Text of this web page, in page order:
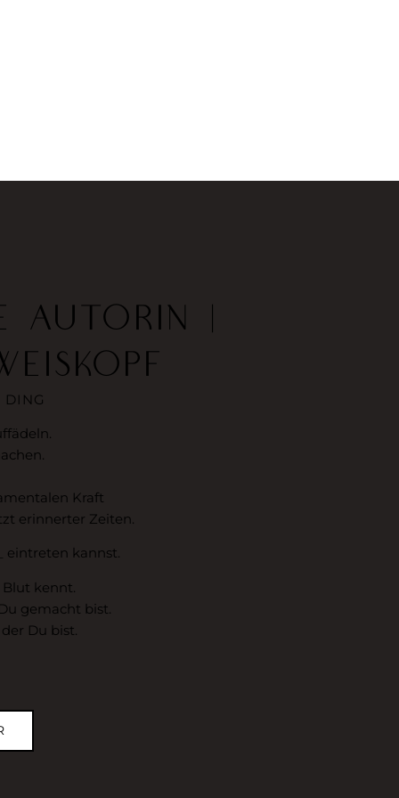
AUTORIN |
Kraft
erinnerter Zeiten.
eintreten kannst.
Blut kennt.
gemacht bist.
Du bist.